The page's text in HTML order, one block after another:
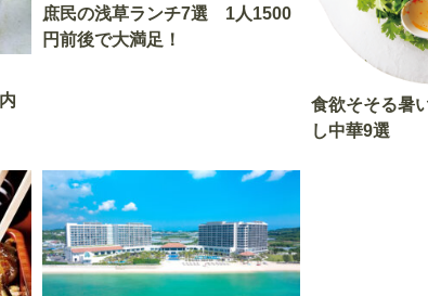
庶民の浅草ランチ7選 1人1500
円前後で大満足！
食欲そそる暑
し中華9選